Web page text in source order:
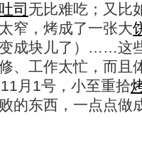
吐司 无比难吃；又比
窄，烤成了一张大
成块儿了）……这
、工作太忙，而且
月1号，小至重拾
的东西，一点点做